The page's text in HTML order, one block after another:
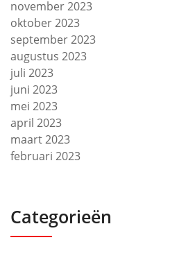
november 2023
oktober 2023
september 2023
augustus 2023
juli 2023
juni 2023
mei 2023
april 2023
maart 2023
februari 2023
Categorieën